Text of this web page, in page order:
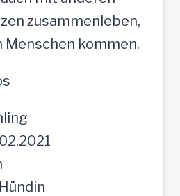
zusammenleben,
kommen.